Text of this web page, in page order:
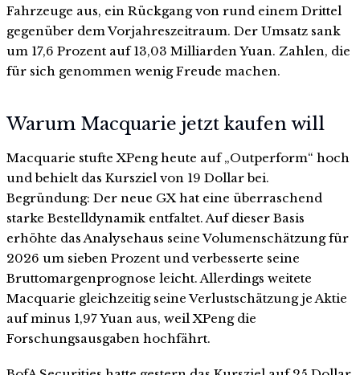
Fahrzeuge aus, ein Rückgang von rund einem Drittel
gegenüber dem Vorjahreszeitraum. Der Umsatz sank
um 17,6 Prozent auf 13,03 Milliarden Yuan. Zahlen, die
für sich genommen wenig Freude machen.
Warum Macquarie jetzt kaufen will
Macquarie stufte XPeng heute auf „Outperform“ hoch
und behielt das Kursziel von 19 Dollar bei.
Begründung: Der neue GX hat eine überraschend
starke Bestelldynamik entfaltet. Auf dieser Basis
erhöhte das Analysehaus seine Volumenschätzung für
2026 um sieben Prozent und verbesserte seine
Bruttomargenprog­nose leicht. Allerdings weitete
Macquarie gleichzeitig seine Verlustschätzung je Aktie
auf minus 1,97 Yuan aus, weil XPeng die
Forschungsausgaben hochfährt.